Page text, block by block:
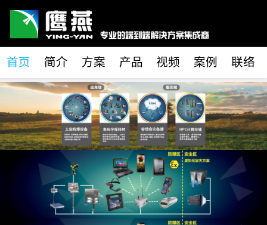
首页 简介 方案 产品 视频 案例 联络